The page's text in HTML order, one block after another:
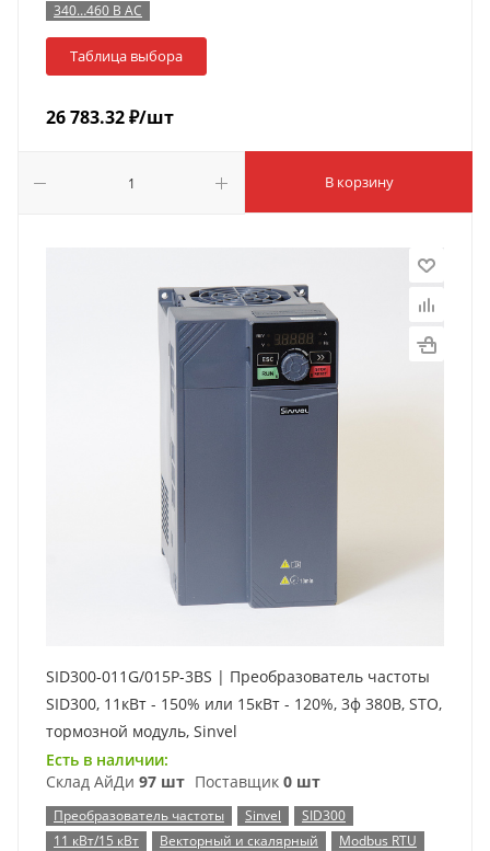
340…460 В AC
Таблица выбора
26 783.32₽/шт
В корзину
SID300-011G/015P-3BS | Преобразователь частоты
SID300, 11кВт - 150% или 15кВт - 120%, 3ф 380В, STO,
тормозной модуль, Sinvel
Есть в наличии:
Склад АйДи 97 шт Поставщик 0 шт
Преобразователь частоты Sinvel
SID300
11 кВт/15 кВт
Векторный и скалярный
Modbus RTU